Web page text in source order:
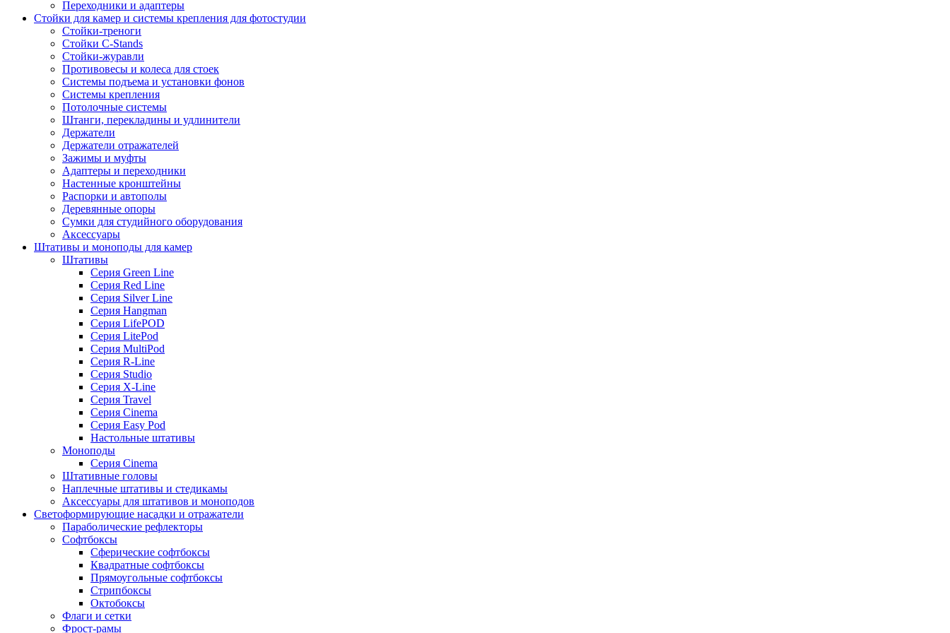
Переходники и адаптеры
Стойки для камер и системы крепления для фотостудии
Стойки-треноги
Стойки C-Stands
Стойки-журавли
Противовесы и колеса для стоек
Системы подъема и установки фонов
Системы крепления
Потолочные системы
Штанги, перекладины и удлинители
Держатели
Держатели отражателей
Зажимы и муфты
Адаптеры и переходники
Настенные кронштейны
Распорки и автополы
Деревянные опоры
Сумки для студийного оборудования
Аксессуары
Штативы и моноподы для камер
Штативы
Серия Green Line
Серия Red Line
Серия Silver Line
Серия Hangman
Серия LifePOD
Серия LitePod
Серия MultiPod
Серия R-Line
Серия Studio
Серия X-Line
Серия Travel
Серия Cinema
Серия Easy Pod
Настольные штативы
Моноподы
Серия Cinema
Штативные головы
Наплечные штативы и стедикамы
Аксессуары для штативов и моноподов
Светоформирующие насадки и отражатели
Параболические рефлекторы
Софтбоксы
Сферические софтбоксы
Квадратные софтбоксы
Прямоугольные софтбоксы
Стрипбоксы
Октобоксы
Флаги и сетки
Фрост-рамы